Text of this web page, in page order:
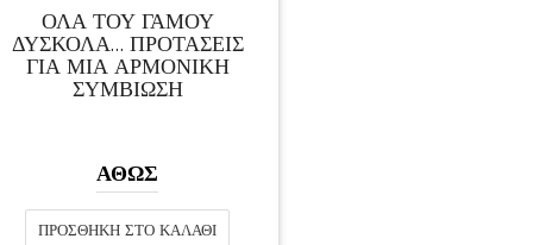
ΟΛΑ ΤΟΥ ΓΑΜΟΥ
ΔΥΣΚΟΛΑ… ΠΡΟΤΑΣΕΙΣ
ΓΙΑ ΜΙΑ ΑΡΜΟΝΙΚΗ
ΣΥΜΒΙΩΣΗ
ΑΘΩΣ
ΠΡΟΣΘΉΚΗ ΣΤΟ ΚΑΛΆΘΙ